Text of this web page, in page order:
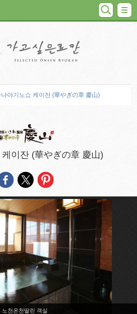
검색
야기노쇼 케이잔 (華やぎの章 慶山)
이잔 (華やぎの章 慶山)
노천온천딸린 객실